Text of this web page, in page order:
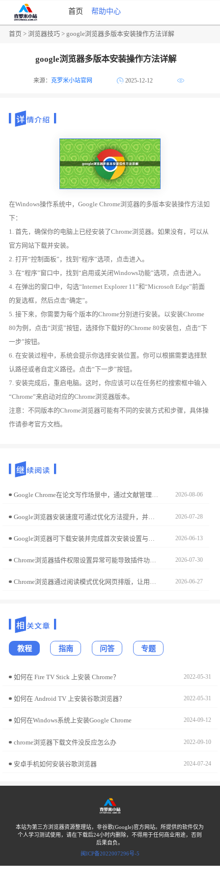
首页 帮助中心
首页 >浏览器技巧 > google浏览器多版本安装操作方法详解
google浏览器多版本安装操作方法详解
来源：克罗米小站官网 2025-12-12
在Windows操作系统中，Google Chrome浏览器的多版本安装操作方法如
下：
1. 首先，确保你的电脑上已经安装了Chrome浏览器。如果没有，可以从
官方网站下载并安装。
2. 打开“控制面板”，找到“程序”选项，点击进入。
3. 在“程序”窗口中，找到“启用或关闭Windows功能”选项，点击进入。
4. 在弹出的窗口中，勾选“Internet Explorer 11”和“Microsoft Edge”前面
的复选框，然后点击“确定”。
5. 接下来，你需要为每个版本的Chrome分别进行安装。以安装Chrome
80为例，点击“浏览”按钮，选择你下载好的Chrome 80安装包，点击“下
一步”按钮。
6. 在安装过程中，系统会提示你选择安装位置。你可以根据需要选择默
认路径或者自定义路径。点击“下一步”按钮。
7. 安装完成后，重启电脑。这时，你应该可以在任务栏的搜索框中输入
“Chrome”来启动对应的Chrome浏览器版本。
注意：不同版本的Chrome浏览器可能有不同的安装方式和步骤，具体操
作请参考官方文档。
Google Chrome在论文写作场景中，通过文献管理与引用插件配置，可大幅降低资料整理负担。本指南精选涵盖文献采集、逻辑润色及格式处理的利器，助您实现学术写作效率的质变。 2026-08-06
Google浏览器安装速度可通过优化方法提升，并结合环境配置保障顺利安装。本文提供操作步骤和技巧。 2026-07-28
2026-06-13
Chrome浏览器插件权限设置异常可能导致插件功能无法使用。文章提供操作方法，帮助用户正确配置权限，保证插件正常运行，提高浏览器安全性。 2026-07-30
Chrome浏览器通过阅读模式优化网页排版，让用户获得舒适的阅读体验并专注内容本身。 2026-06-27
教程 指南 问答 专题
如何在 Fire TV Stick 上安装 Chrome？ 2022-05-31
如何在 Android TV 上安装谷歌浏览器？ 2022-05-31
如何在Windows系统上安装Google Chrome 2024-09-12
chrome浏览器下载文件没反应怎么办 2022-09-10
安卓手机如何安装谷歌浏览器 2024-07-24
本站为第三方浏览器资源整理站，非谷歌(Google)官方网站。所提供的软件仅为
个人学习测试使用，请在下载后24小时内删除，不得用于任何商业用途，否则
后果自负。
闽ICP备2022007296号-5